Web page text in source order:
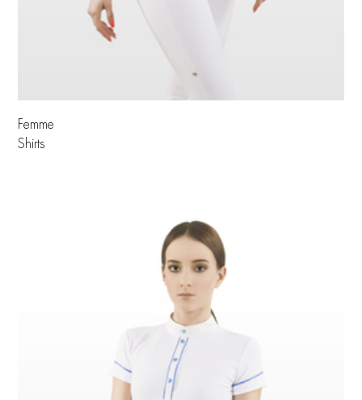
Femme
Shirts